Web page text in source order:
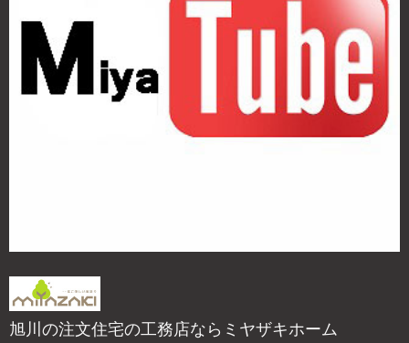
旭川の注文住宅の工務店ならミヤザキホーム